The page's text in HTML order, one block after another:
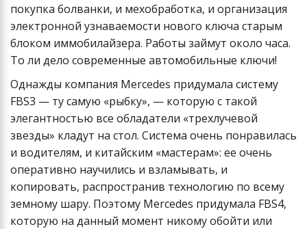
покупка болванки, и мехобработка, и организация
электронной узнаваемости нового ключа старым
блоком иммобилайзера. Работы займут около часа.
То ли дело современные автомобильные ключи!
Однажды компания Mercedes придумала систему
FBS3 — ту самую «рыбку», — которую с такой
элегантностью все обладатели «трехлучевой
звезды» кладут на стол. Система очень понравилась
и водителям, и китайским «мастерам»: ее очень
оперативно научились и взламывать, и
копировать, распространив технологию по всему
земному шару. Поэтому Mercedes придумала FBS4,
которую на данный момент никому обойти или